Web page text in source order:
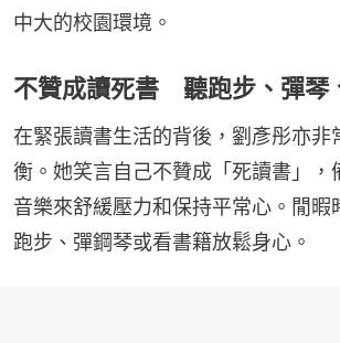
中大的校園環境。
不贊成讀死書 聽跑步、彈琴
在緊張讀書生活的背後，劉彥彤亦非
衡。她笑言自己不贊成「死讀書」，
音樂來舒緩壓力和保持平常心。閒暇
跑步、彈鋼琴或看書籍放鬆身心。